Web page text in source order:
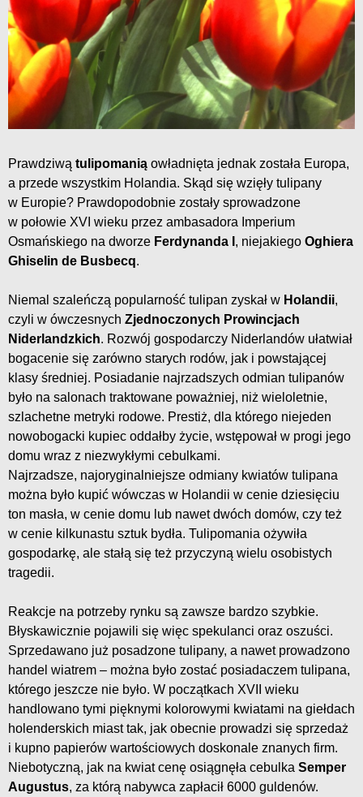
Prawdziwą tulipomanią owładnięta jednak została Europa,
a przede wszystkim Holandia. Skąd się wzięły tulipany
w Europie? Prawdopodobnie zostały sprowadzone
w połowie XVI wieku przez ambasadora Imperium
Osmańskiego na dworze Ferdynanda I , niejakiego Oghiera
Ghiselin de Busbecq.
Niemal szaleńczą popularność tulipan zyskał w Holandii,
czyli w ówczesnych Zjednoczonych Prowincjach
Niderlandzkich. Rozwój gospodarczy Niderlandów ułatwiał
bogacenie się zarówno starych rodów, jak i powstającej
klasy średniej. Posiadanie najrzadszych odmian tulipanów
było na salonach traktowane poważniej, niż wieloletnie,
szlachetne metryki rodowe. Prestiż, dla którego niejeden
nowobogacki kupiec oddałby życie, wstępował w progi jego
domu wraz z niezwykłymi cebulkami.
Najrzadsze, najoryginalniejsze odmiany kwiatów tulipana
można było kupić wówczas w Holandii w cenie dziesięciu
ton masła, w cenie domu lub nawet dwóch domów, czy też
w cenie kilkunastu sztuk bydła. Tulipomania ożywiła
gospodarkę, ale stałą się też przyczyną wielu osobistych
tragedii.
Reakcje na potrzeby rynku są zawsze bardzo szybkie.
Błyskawicznie pojawili się więc spekulanci oraz oszuści.
Sprzedawano już posadzone tulipany, a nawet prowadzono
handel wiatrem – można było zostać posiadaczem tulipana,
którego jeszcze nie było. W początkach XVII wieku
handlowano tymi pięknymi kolorowymi kwiatami na giełdach
holenderskich miast tak, jak obecnie prowadzi się sprzedaż
i kupno papierów wartościowych doskonale znanych firm.
Niebotyczną, jak na kwiat cenę osiągnęła cebulka Semper
Augustus, za którą nabywca zapłacił 6000 guldenów.